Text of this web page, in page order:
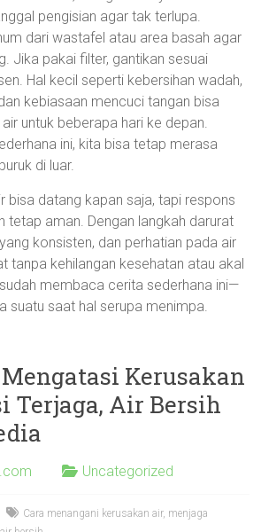
pengisian agar tak terlupa.
dari wastafel atau area basah agar
Jika pakai filter, gantikan sesuai
Hal kecil seperti kebersihan wadah,
kebiasaan mencuci tangan bisa
untuk beberapa hari ke depan.
ini, kita bisa tetap merasa
di luar.
bisa datang kapan saja, tapi respons
tetap aman. Dengan langkah darurat
konsisten, dan perhatian pada air
tanpa kehilangan kesehatan atau akal
membaca cerita sederhana ini—
suatu saat hal serupa menimpa.
Kerusakan
Terjaga, Air Bersih
Uncategorized
Cara menangani kerusakan air, menjaga